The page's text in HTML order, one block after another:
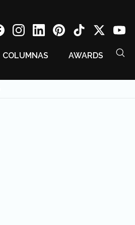
COLUMNAS AWARDS